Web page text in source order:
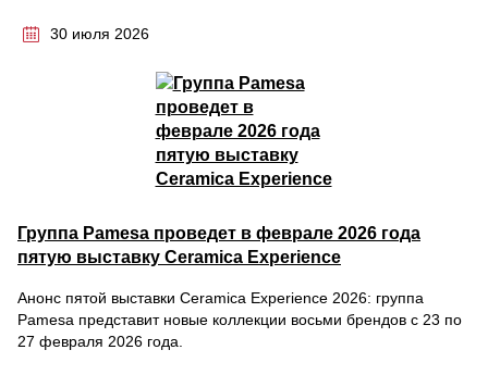
30 июля 2026
Группа Pamesa проведет в феврале 2026 года
пятую выставку Ceramica Experience
Анонс пятой выставки Ceramica Experience 2026: группа
Pamesa представит новые коллекции восьми брендов с 23 по
27 февраля 2026 года.